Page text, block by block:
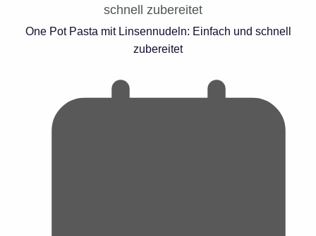
One Pot Pasta mit Linsennudeln: Einfach und schnell
zubereitet